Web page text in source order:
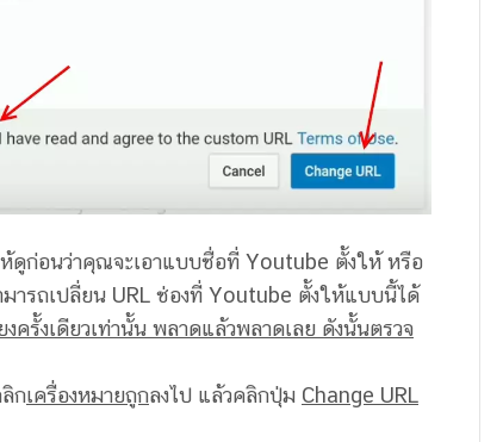
ดูก่อนว่าคุณจะเอาแบบชื่อที่ Youtube ตั้งให้ หรือ
ารถเปลี่ยน URL ช่องที่ Youtube ตั้งให้แบบนี้ได้
ครั้งเดียวเท่านั้น พลาดแล้วพลาดเลย ดังนั้นตรวจ
กเครื่องหมายถูกลงไป แล้วคลิกปุ่ม Change URL